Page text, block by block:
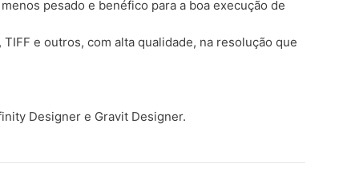
pesado e benéfico para a boa execução de
e outros, com alta qualidade, na resolução que
Designer e Gravit Designer.